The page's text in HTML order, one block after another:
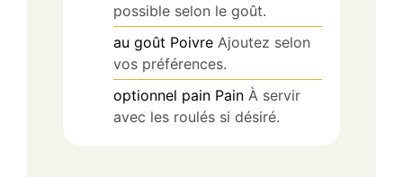
possible selon le goût.
au goût Poivre Ajoutez selon
vos préférences.
optionnel pain Pain À servir
avec les roulés si désiré.